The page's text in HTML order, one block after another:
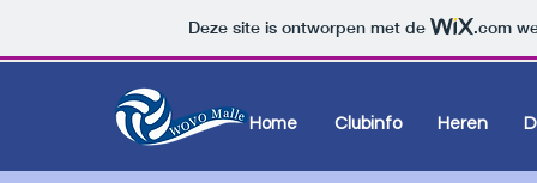
Deze site is ontworpen met de .com
Home Clubinfo Heren